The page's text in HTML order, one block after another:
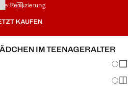
Reduzierung
KAUFEN
IM TEENAGERALTER